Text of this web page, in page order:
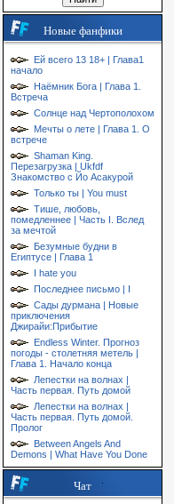
Новые фанфики
Ей всего 13 18+ | Глава1
начало
Наёмник Бога | Глава 1.
Встреча
Солнце над Чертополохом
Мечты о лете | Глава 1. О
встрече
Shaman King.
Перезагрузка | Ukfdf
Знакомство с Йо Асакурой
Только ты | You must
Тише, любовь,
помедленнее | Часть I. Вслед
за мечтой
Безумные будни в
Египтусе | Глава 1
I hate you
Последнее письмо | I
Сады дурмана | Новые
приключения
Джирайи:Прибытие
Endless Winter. Прогноз
погоды - столетняя метель |
Глава 1. Начало конца
Лепестки на волнах |
Часть первая. Путь домой
Лепестки на волнах |
Часть первая. Путь домой.
Пролог
Between Angels And
Demons | What Have You Done
Чат